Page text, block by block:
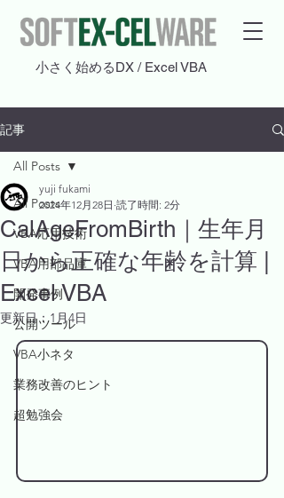
​小さく始めるDX / Excel VBA
記事
All Posts
VBA応用技術
VBA用部品庫
開発事例
公開ツール
VBA小ネタ
業務改善のヒント
超勉強会
All Posts
CalAgeFromBirth｜生年月
日から正確な年齢を計算 |
Excel VBA
yuji fukami
2024年12月28日 読了時間: 2分
更新日：1月4日